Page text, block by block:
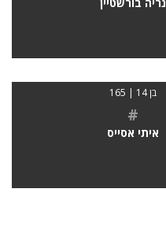
בן 14 | 165
#
איתי אסייס